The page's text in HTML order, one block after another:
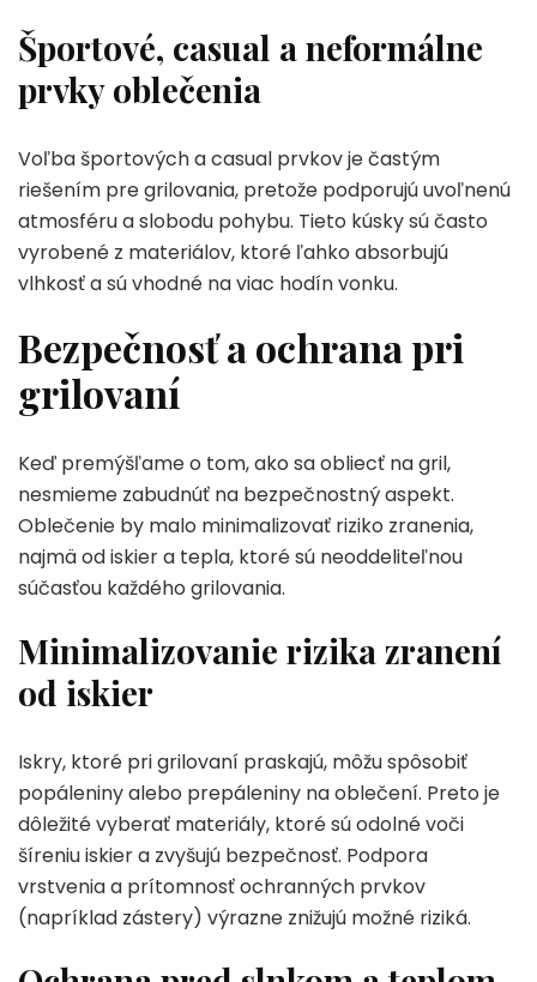
Športové, casual a neformálne
prvky oblečenia
Voľba športových a casual prvkov je častým
riešením pre grilovania, pretože podporujú uvoľnenú
atmosféru a slobodu pohybu. Tieto kúsky sú často
vyrobené z materiálov, ktoré ľahko absorbujú
vlhkosť a sú vhodné na viac hodín vonku.
Bezpečnosť a ochrana pri
grilovaní
Keď premýšľame o tom, ako sa obliecť na gril,
nesmieme zabudnúť na bezpečnostný aspekt.
Oblečenie by malo minimalizovať riziko zranenia,
najmä od iskier a tepla, ktoré sú neoddeliteľnou
súčasťou každého grilovania.
Minimalizovanie rizika zranení
od iskier
Iskry, ktoré pri grilovaní praskajú, môžu spôsobiť
popáleniny alebo prepáleniny na oblečení. Preto je
dôležité vyberať materiály, ktoré sú odolné voči
šíreniu iskier a zvyšujú bezpečnosť. Podpora
vrstvenia a prítomnosť ochranných prvkov
(napríklad zástery) výrazne znižujú možné riziká.